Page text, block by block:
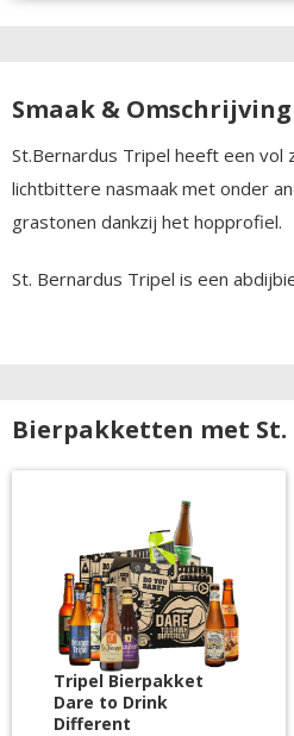
Smaak & Omschrijving
St.Bernardus Tripel heeft een vol
lichtbittere nasmaak met onder
grastonen dankzij het hopprofiel.
St. Bernardus Tripel is een
Bierpakketten met
Tripel Bierpakket
Dare to Drink
Different